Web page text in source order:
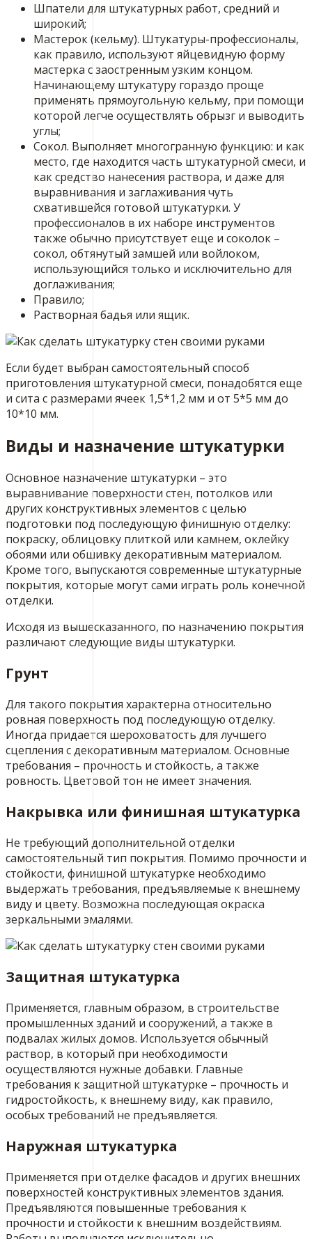
Шпатели для штукатурных работ, средний и
широкий;
Мастерок (кельму). Штукатуры-профессионалы,
как правило, используют яйцевидную форму
мастерка с заостренным узким концом.
Начинающему штукатуру гораздо проще
применять прямоугольную кельму, при помощи
которой легче осуществлять обрызг и выводить
углы;
Сокол. Выполняет многогранную функцию: и как
место, где находится часть штукатурной смеси, и
как средство нанесения раствора, и даже для
выравнивания и заглаживания чуть
схватившейся готовой штукатурки. У
профессионалов в их наборе инструментов
также обычно присутствует еще и соколок –
сокол, обтянутый замшей или войлоком,
использующийся только и исключительно для
доглаживания;
Правило;
Растворная бадья или ящик.
Если будет выбран самостоятельный способ
приготовления штукатурной смеси, понадобятся еще
и сита с размерами ячеек 1,5*1,2 мм и от 5*5 мм до
10*10 мм.
Виды и назначение штукатурки
Основное назначение штукатурки – это
выравнивание поверхности стен, потолков или
других конструктивных элементов с целью
подготовки под последующую финишную отделку:
покраску, облицовку плиткой или камнем, оклейку
обоями или обшивку декоративным материалом.
Кроме того, выпускаются современные штукатурные
покрытия, которые могут сами играть роль конечной
отделки.
Исходя из вышесказанного, по назначению покрытия
различают следующие виды штукатурки.
Грунт
Для такого покрытия характерна относительно
ровная поверхность под последующую отделку.
Иногда придается шероховатость для лучшего
сцепления с декоративным материалом. Основные
требования – прочность и стойкость, а также
ровность. Цветовой тон не имеет значения.
Накрывка или финишная штукатурка
Не требующий дополнительной отделки
самостоятельный тип покрытия. Помимо прочности и
стойкости, финишной штукатурке необходимо
выдержать требования, предъявляемые к внешнему
виду и цвету. Возможна последующая окраска
зеркальными эмалями.
Защитная штукатурка
Применяется, главным образом, в строительстве
промышленных зданий и сооружений, а также в
подвалах жилых домов. Используется обычный
раствор, в который при необходимости
осуществляются нужные добавки. Главные
требования к защитной штукатурке – прочность и
гидростойкость, к внешнему виду, как правило,
особых требований не предъявляется.
Наружная штукатурка
Применяется при отделке фасадов и других внешних
поверхностей конструктивных элементов здания.
Предъявляются повышенные требования к
прочности и стойкости к внешним воздействиям.